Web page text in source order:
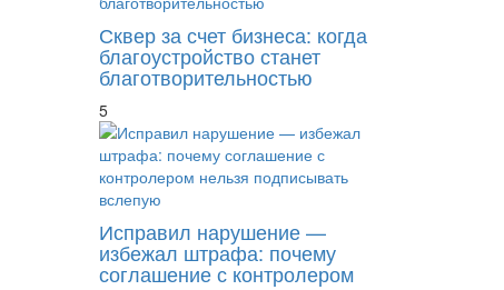
Сквер за счет бизнеса: когда
благоустройство станет
благотворительностью
5
Исправил нарушение —
избежал штрафа: почему
соглашение с контролером